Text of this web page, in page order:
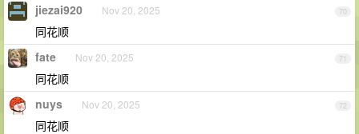
70
jiezai920 Nov 20, 2025
同花顺
71
fate Nov 20, 2025
同花顺
72
nuys Nov 20, 2025
同花顺